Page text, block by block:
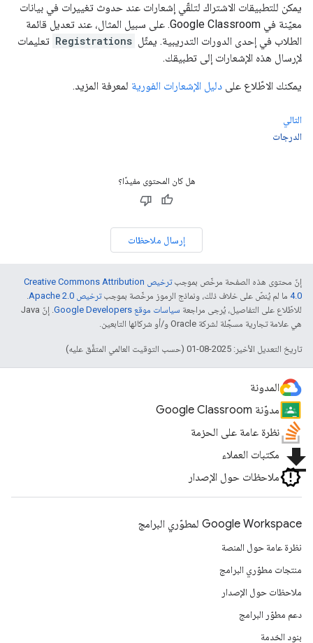
يمكن للتطبيقات الاشتراك لتلقّي إشعارات عند حدوث تغييرات في بيانات
معيّنة في Google Classroom. على سبيل المثال، عند تعديل قائمة
الطلاب في إحدى الدورات التدريبية. يمثّل Registrations تعليمات
لإرسال هذه الإشعارات إلى تطبيقك.
يمكنك الاطّلاع على دليل الإشعارات الفورية لمعرفة المزيد.
التالي
الدرجات
هل كان المحتوى مفيدًا؟
إرسال ملاحظات
إنّ محتوى هذه الصفحة مرخّص بموجب
ترخيص Creative Commons Attribution
4.0‏ ما لم يُنصّ على خلاف ذلك، ونماذج الرموز مرخّصة بموجبترخيص Apache 2.0‏
.
للاطّلاع على التفاصيل، يُرجى مراجعة سياسات موقع Google Developers‏
. إنّ Java
هي علامة تجارية مسجَّلة لشركة Oracle و/أو شركائها التابعين.
تاريخ التعديل الأخير: 2025-08-01 (حسب التوقيت العالمي المتفَّق عليه)
المدونة
مدوّنة Google Classroom
نظرة عامة على الحزمة
file_download مكتبات العملاء
ملاحظات حول الإصدار
Google Workspace لمطوّري البرامج
نظرة عامة حول المنصة
منتجات مطوّري البرامج
ملاحظات حول الإصدار
دعم مطوّر البرامج
بنود الخدمة